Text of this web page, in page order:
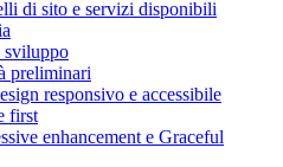
di sito e servizi disponibili
sviluppo
preliminari
responsivo e accessibile
first
enhancement e Graceful